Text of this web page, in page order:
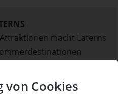
von Cookies
macht Laterns
reicht von
Wanderwegen über die